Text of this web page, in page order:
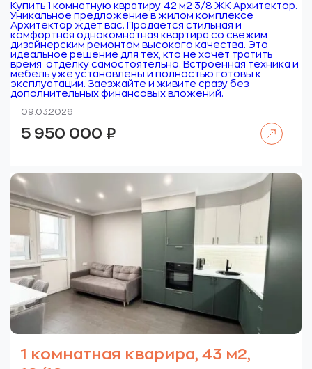
Купить 1 комнатную квратиру 42 м2 3/8 ЖК Архитектор.
Уникальное предложение в жилом комплексе
Архитектор ждет вас. Продается стильная и
комфортная однокомнатная квартира со свежим
дизайнерским ремонтом высокого качества. Это
идеальное решение для тех, кто не хочет тратить
время отделку самостоятельно. Встроенная техника и
мебель уже установлены и полностью готовы к
эксплуатации. Заезжайте и живите сразу без
дополнительных финансовых вложений.
09.03.2026
5 950 000 ₽
1 комнатная кварира, 43 м2,